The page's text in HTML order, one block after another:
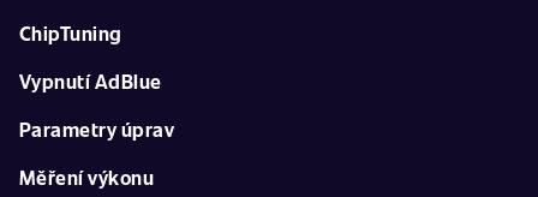
ChipTuning
Vypnutí AdBlue
Parametry úprav
Měření výkonu